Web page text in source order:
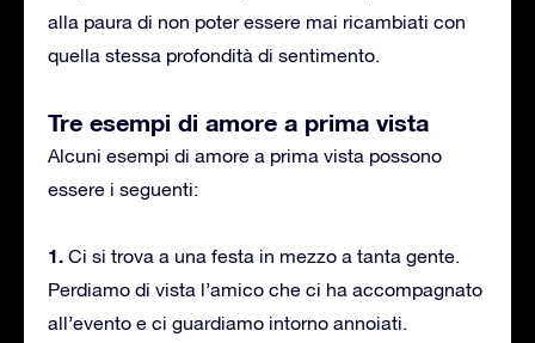
alla paura di non poter essere mai ricambiati con
quella stessa profondità di sentimento.
Tre esempi di amore a prima vista
Alcuni esempi di amore a prima vista possono
essere i seguenti:
1. Ci si trova a una festa in mezzo a tanta gente.
Perdiamo di vista l’amico che ci ha accompagnato
all’evento e ci guardiamo intorno annoiati.